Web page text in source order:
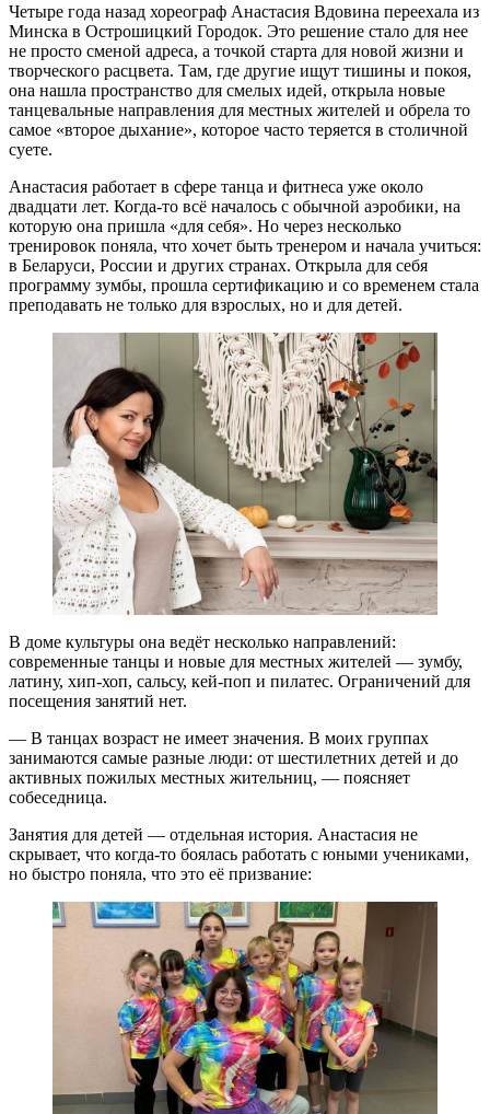
Четыре года назад хореограф Анастасия Вдовина переехала из
Минска в Острошицкий Городок. Это решение стало для нее
не просто сменой адреса, а точкой старта для новой жизни и
творческого расцвета. Там, где другие ищут тишины и покоя,
она нашла пространство для смелых идей, открыла новые
танцевальные направления для местных жителей и обрела то
самое «второе дыхание», которое часто теряется в столичной
суете.
Анастасия работает в сфере танца и фитнеса уже около
двадцати лет. Когда-то всё началось с обычной аэробики, на
которую она пришла «для себя». Но через несколько
тренировок поняла, что хочет быть тренером и начала учиться:
в Беларуси, России и других странах. Открыла для себя
программу зумбы, прошла сертификацию и со временем стала
преподавать не только для взрослых, но и для детей.
В доме культуры она ведёт несколько направлений:
современные танцы и новые для местных жителей — зумбу,
латину, хип-хоп, сальсу, кей-поп и пилатес. Ограничений для
посещения занятий нет.
— В танцах возраст не имеет значения. В моих группах
занимаются самые разные люди: от шестилетних детей и до
активных пожилых местных жительниц, — поясняет
собеседница.
Занятия для детей — отдельная история. Анастасия не
скрывает, что когда-то боялась работать с юными учениками,
но быстро поняла, что это её призвание: